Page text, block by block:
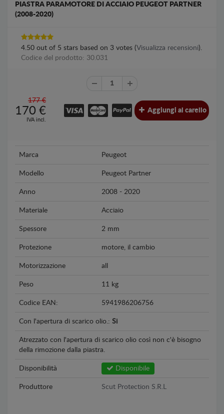
PIASTRA PARAMOTORE DI ACCIAIO PEUGEOT PARTNER
(2008-2020)
4.50 out of 5 stars based on 3 votes (Visualizza recensioni).
Codice del prodotto: 30.031
177 €
170 €
IVA incl.
Aggiungi al carello
Marca Peugeot
Modello Peugeot Partner
Anno 2008 - 2020
Materiale Acciaio
Spessore 2 mm
Protezione motore, il cambio
Motorizzazione all
Peso 11 kg
Codice EAN: 5941986206756
Con l'apertura di scarico olio.: Si
Atrezzato con l'apertura di scarico olio così non c'è bisogno
della rimozione dalla piastra.
Disponibilità Disponibile
Produttore Scut Protection S.R.L